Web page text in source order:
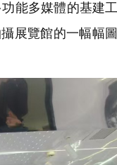
能多媒體的基建
展覽館的一幅幅